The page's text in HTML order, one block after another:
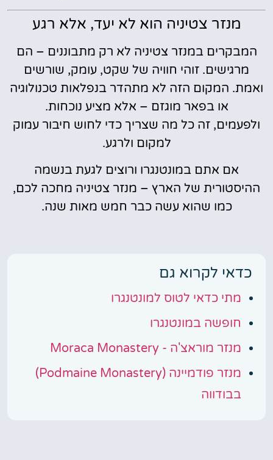
מנזר צטיניה הוא לא יעד, אלא רגע
המבקרים במנזר צטיניה לא רק מתבוננים – הם
מרגישים. זוהי חוויה של שקט, עומק, שורשים
ואמת. המקום הזה לא מתהדר בנפלאות טכנולוגיה
או בפאר מוגזם – אלא מציע נוכחות.
ולפעמים, זה כל מה שצריך כדי לחוש חיבור עמוק
למקום ולרגע.
אם אתם במונטנגרו ורוצים לגעת בנשמה
ההיסטורית של הארץ – מנזר צטיניה מחכה לכם,
כמו שהוא עשה כבר חמש מאות שנה.
כדאי לקרוא גם
מתי כדאי לטוס למונטנגרו
חופשה במונטנגרו
מנזר מוראצ'ה - Moraca Monastery
מנזר פודמיינה (Podmaine Monastery)
בבודווה